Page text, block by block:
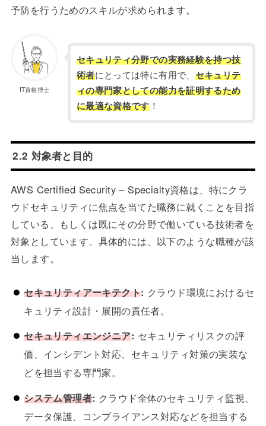
予防を行うためのスキルが求められます。
IT資格博士
セキュリティ分野での実務経験を持つ技
術者にとっては特に有用で、 セキュリテ
ィの専門家としての能力を証明するため
に最適な資格です！
2.2 対象者と目的
AWS Certified Security – Specialty資格は、特にクラ
ウドセキュリティに焦点を当てた職務に就くことを目指
している、もしくは既にその分野で働いている技術者を
対象としています。具体的には、以下のような職種が該
当します。
セキュリティアーキテクト: クラウド環境におけるセ
キュリティ設計・展開の責任者。
セキュリティエンジニア: セキュリティリスクの評
価、インシデント対応、セキュリティ対策の実装な
どを担当する専門家。
システム管理者: クラウド全体のセキュリティ監視、
データ保護、コンプライアンス対応などを担当する